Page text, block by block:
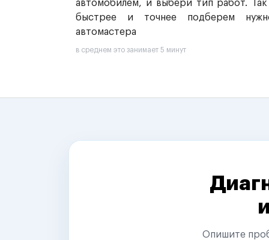
автомобилем, и выбери тип работ.
быстрее и точнее подберем
автомастера
в среднем это занимает 5 минут
Опишите